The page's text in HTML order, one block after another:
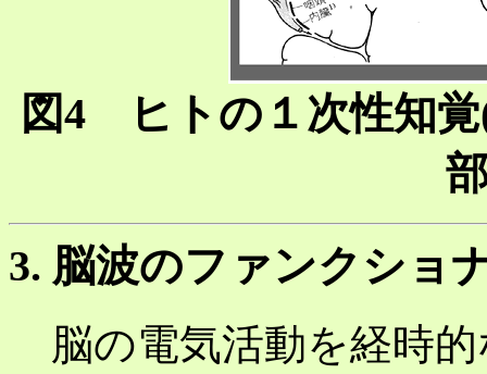
図4 ヒトの１次性知覚
3. 脳波のファンクショ
脳の電気活動を経時